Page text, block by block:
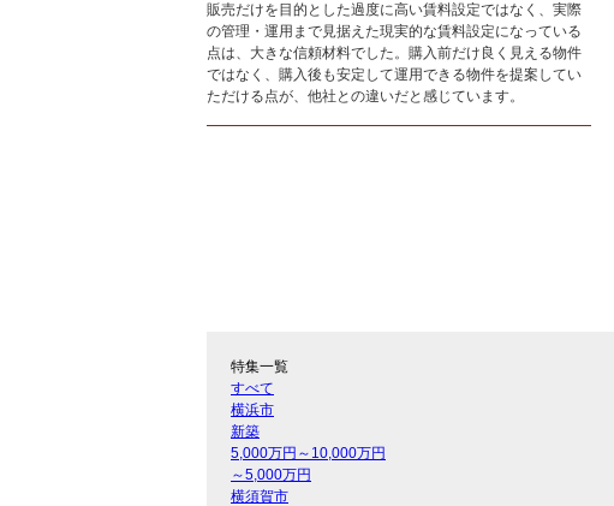
販売だけを目的とした過度に高い賃料設定ではなく、実際
の管理・運用まで見据えた現実的な賃料設定になっている
点は、大きな信頼材料でした。購入前だけ良く見える物件
ではなく、購入後も安定して運用できる物件を提案してい
ただける点が、他社との違いだと感じています。
特集一覧
すべて
横浜市
新築
5,000万円～10,000万円
～5,000万円
横須賀市